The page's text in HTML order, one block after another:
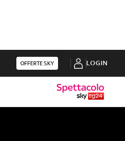
OFFERTE SKY LOGIN